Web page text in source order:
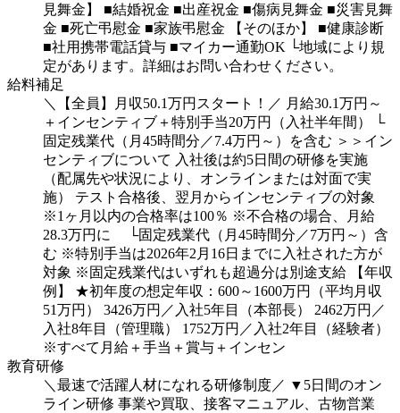
見舞金】
■結婚祝金 ■出産祝金 ■傷病見舞金 ■災害見舞
金 ■死亡弔慰金 ■家族弔慰金 【そのほか】
■健康診断
■社用携帯電話貸与 ■マイカー通勤OK └地域により規
定があります。詳細はお問い合わせください。
給料補足
＼【全員】月収50.1万円スタート！／ 月給30.1万円～
＋インセンティブ＋特別手当20万円（入社半年間）
└
固定残業代（月45時間分／7.4万円～）を含む ＞＞イン
センティブについて 入社後は約5日間の研修を実施
（配属先や状況により、オンラインまたは対面で実
施）
テスト合格後、翌月からインセンティブの対象
※1ヶ月以内の合格率は100％ ※不合格の場合、月給
28.3万円に
└固定残業代（月45時間分／7万円～）含
む ※特別手当は2026年2月16日までに入社された方が
対象 ※固定残業代はいずれも超過分は別途支給
【年収
例】
★初年度の想定年収：600～1600万円（平均月収
51万円）
3426万円／入社5年目（本部長）
2462万円／
入社8年目（管理職）
1752万円／入社2年目（経験者）
※すべて月給＋手当＋賞与＋インセン
教育研修
＼最速で活躍人材になれる研修制度／ ▼5日間のオン
ライン研修 事業や買取、接客マニュアル、古物営業